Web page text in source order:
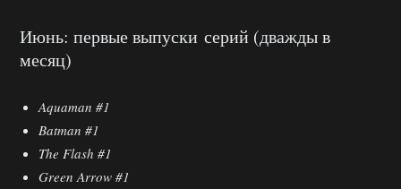
Июнь: первые выпуски серий (дважды в
месяц)
Aquaman #1
Batman #1
The Flash #1
Green Arrow #1